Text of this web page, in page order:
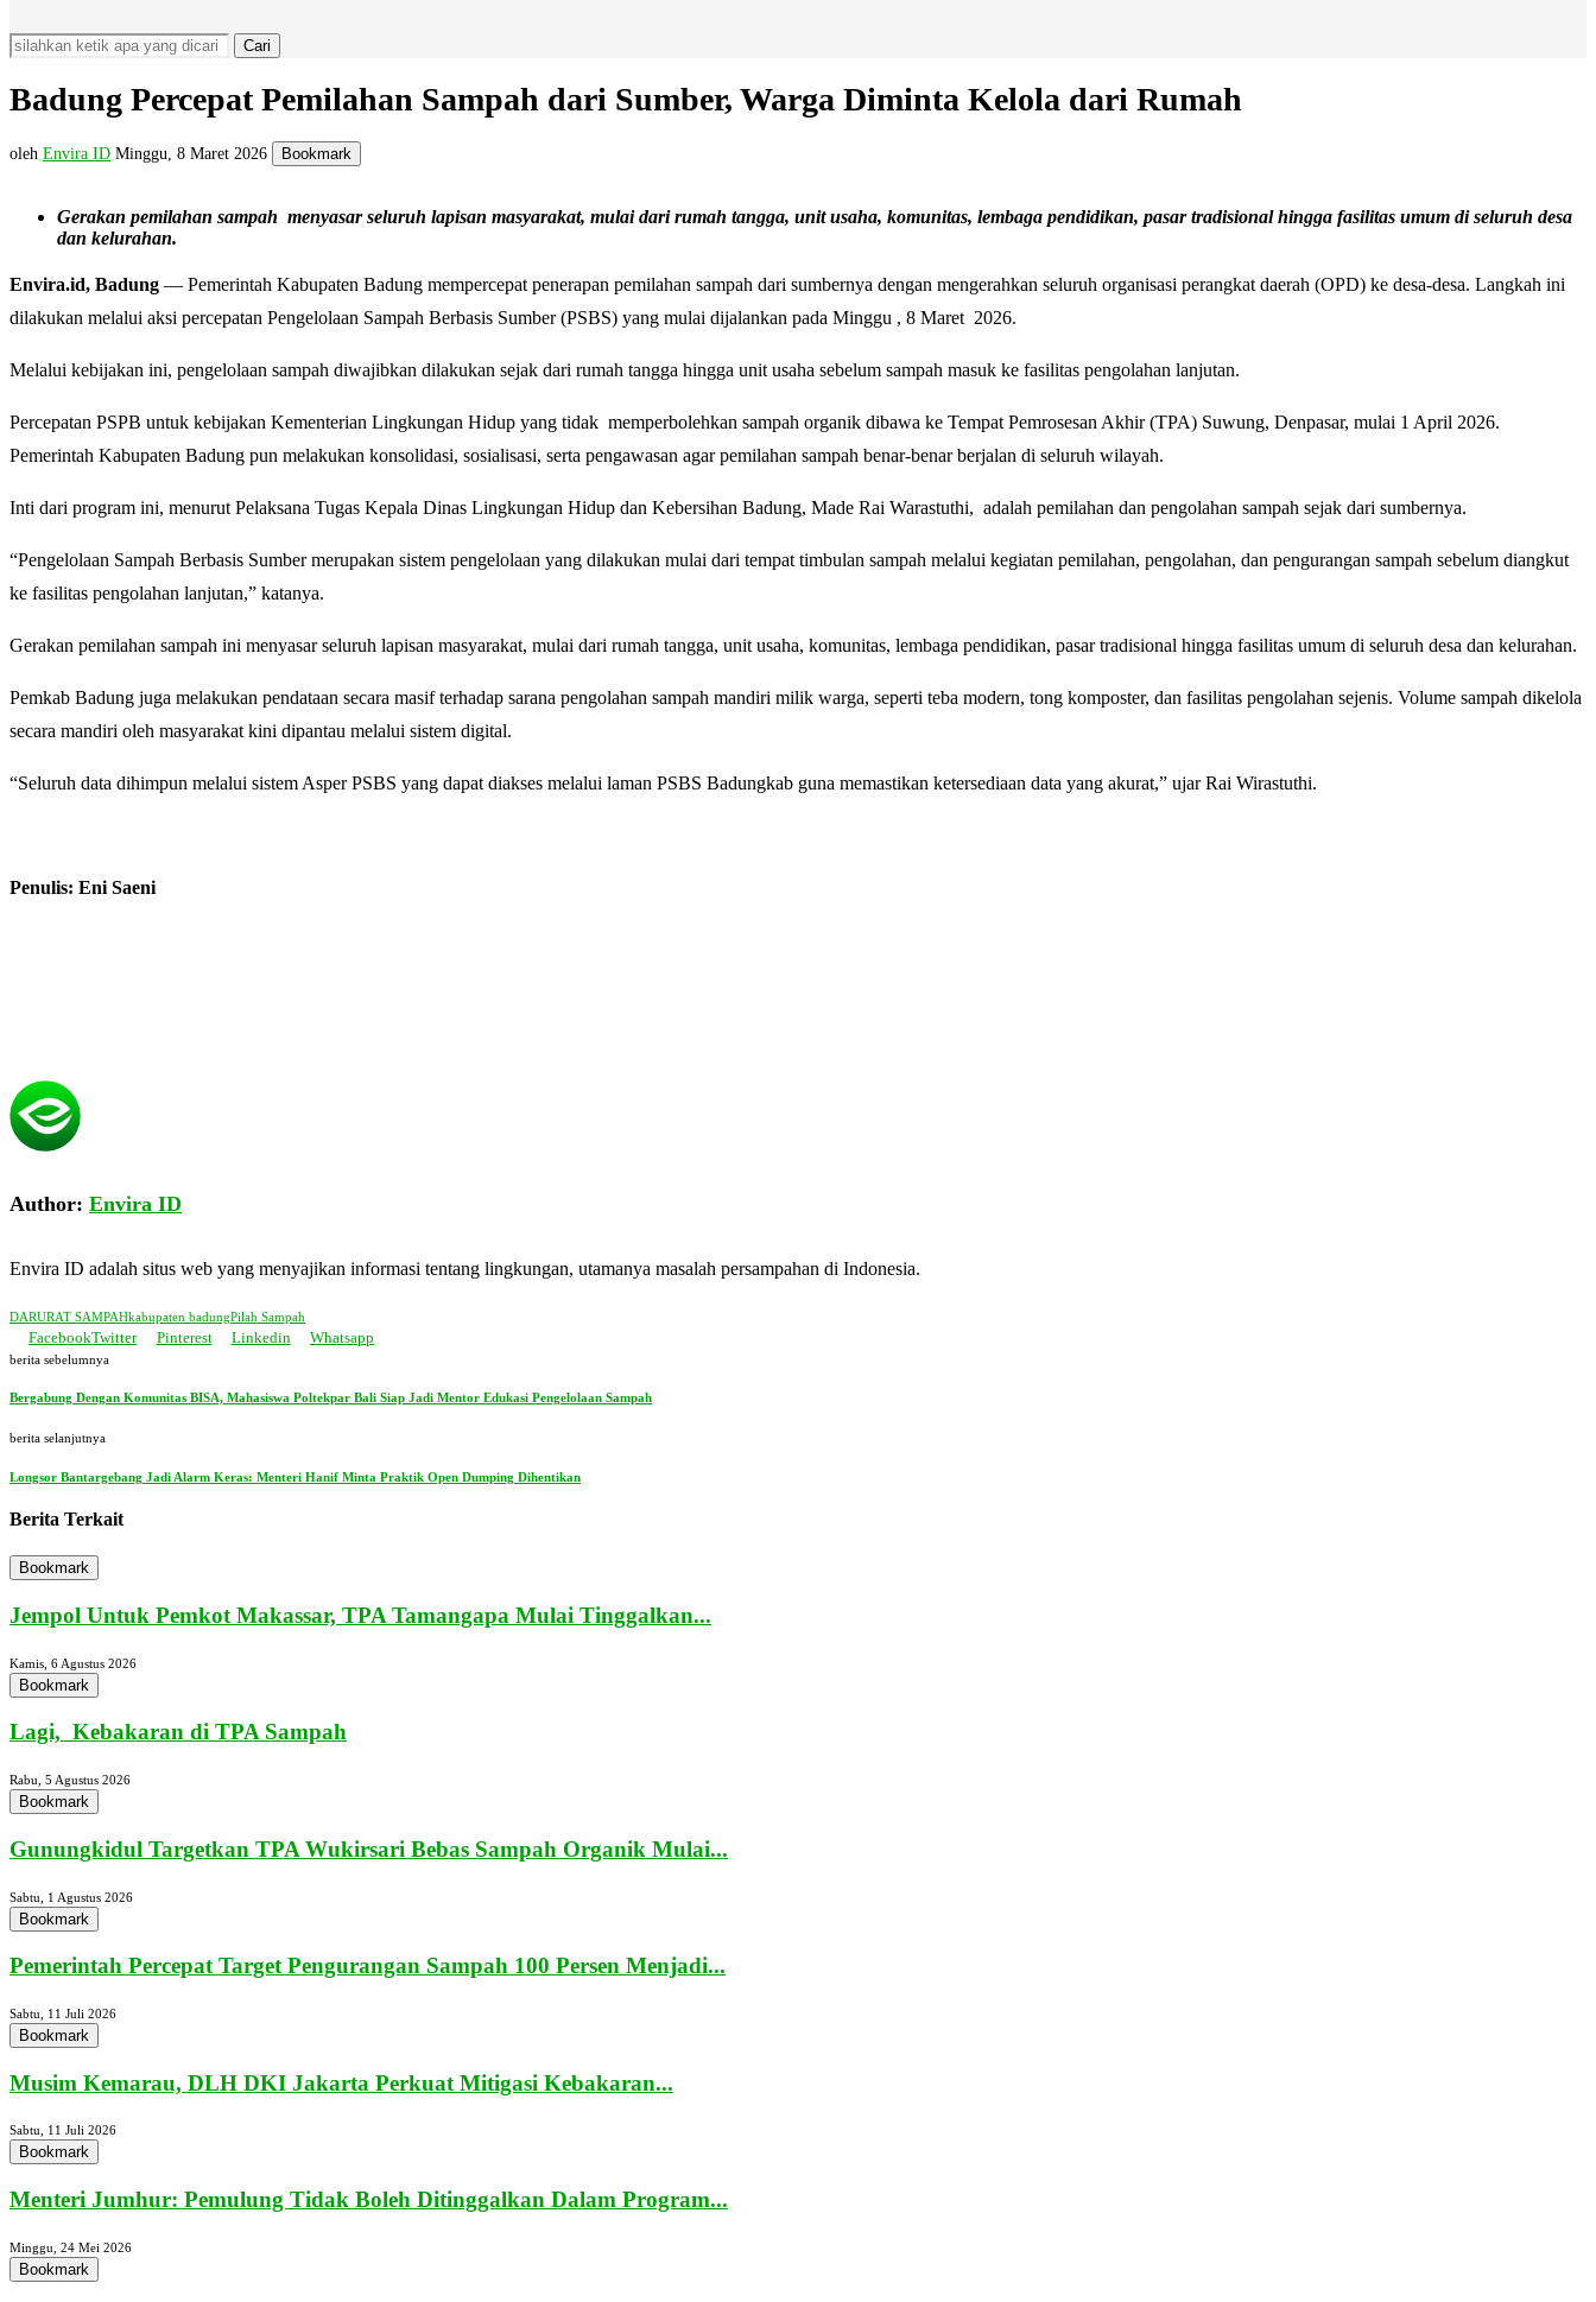
Cari
Badung Percepat Pemilahan Sampah dari Sumber, Warga Diminta Kelola dari Rumah
oleh Envira ID Minggu, 8 Maret 2026 Bookmark
Gerakan pemilahan sampah menyasar seluruh lapisan masyarakat, mulai dari rumah tangga, unit usaha, komunitas, lembaga pendidikan, pasar tradisional hingga fasilitas umum di seluruh desa
dan kelurahan.
Envira.id, Badung — Pemerintah Kabupaten Badung mempercepat penerapan pemilahan sampah dari sumbernya dengan mengerahkan seluruh organisasi perangkat daerah (OPD) ke desa-desa. Langkah ini
dilakukan melalui aksi percepatan Pengelolaan Sampah Berbasis Sumber (PSBS) yang mulai dijalankan pada Minggu , 8 Maret 2026.
Melalui kebijakan ini, pengelolaan sampah diwajibkan dilakukan sejak dari rumah tangga hingga unit usaha sebelum sampah masuk ke fasilitas pengolahan lanjutan.
Percepatan PSPB untuk kebijakan Kementerian Lingkungan Hidup yang tidak memperbolehkan sampah organik dibawa ke Tempat Pemrosesan Akhir (TPA) Suwung, Denpasar, mulai 1 April 2026.
Pemerintah Kabupaten Badung pun melakukan konsolidasi, sosialisasi, serta pengawasan agar pemilahan sampah benar-benar berjalan di seluruh wilayah.
Inti dari program ini, menurut Pelaksana Tugas Kepala Dinas Lingkungan Hidup dan Kebersihan Badung, Made Rai Warastuthi, adalah pemilahan dan pengolahan sampah sejak dari sumbernya.
“Pengelolaan Sampah Berbasis Sumber merupakan sistem pengelolaan yang dilakukan mulai dari tempat timbulan sampah melalui kegiatan pemilahan, pengolahan, dan pengurangan sampah sebelum diangkut
ke fasilitas pengolahan lanjutan,” katanya.
Gerakan pemilahan sampah ini menyasar seluruh lapisan masyarakat, mulai dari rumah tangga, unit usaha, komunitas, lembaga pendidikan, pasar tradisional hingga fasilitas umum di seluruh desa dan kelurahan.
Pemkab Badung juga melakukan pendataan secara masif terhadap sarana pengolahan sampah mandiri milik warga, seperti teba modern, tong komposter, dan fasilitas pengolahan sejenis. Volume sampah dikelola
secara mandiri oleh masyarakat kini dipantau melalui sistem digital.
“Seluruh data dihimpun melalui sistem Asper PSBS yang dapat diakses melalui laman PSBS Badungkab guna memastikan ketersediaan data yang akurat,” ujar Rai Wirastuthi.
Penulis: Eni Saeni
Author: Envira ID
Envira ID adalah situs web yang menyajikan informasi tentang lingkungan, utamanya masalah persampahan di Indonesia.
DARURAT SAMPAHkabupaten badungPilah Sampah
FacebookTwitter Pinterest Linkedin Whatsapp
berita sebelumnya
Bergabung Dengan Komunitas BISA, Mahasiswa Poltekpar Bali Siap Jadi Mentor Edukasi Pengelolaan Sampah
berita selanjutnya
Longsor Bantargebang Jadi Alarm Keras: Menteri Hanif Minta Praktik Open Dumping Dihentikan
Berita Terkait
Bookmark
Jempol Untuk Pemkot Makassar, TPA Tamangapa Mulai Tinggalkan...
Kamis, 6 Agustus 2026
Bookmark
Lagi, Kebakaran di TPA Sampah
Rabu, 5 Agustus 2026
Bookmark
Gunungkidul Targetkan TPA Wukirsari Bebas Sampah Organik Mulai...
Sabtu, 1 Agustus 2026
Bookmark
Pemerintah Percepat Target Pengurangan Sampah 100 Persen Menjadi...
Sabtu, 11 Juli 2026
Bookmark
Musim Kemarau, DLH DKI Jakarta Perkuat Mitigasi Kebakaran...
Sabtu, 11 Juli 2026
Bookmark
Menteri Jumhur: Pemulung Tidak Boleh Ditinggalkan Dalam Program...
Minggu, 24 Mei 2026
Bookmark